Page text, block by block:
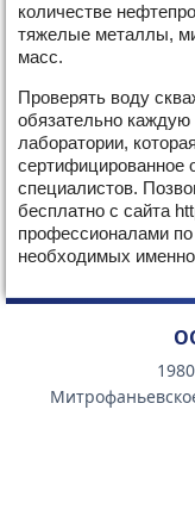
количестве
тяжелые металлы,
масс.
Проверять воду
обязательно каждую
лаборатории,
сертифицированное
специалистов.
бесплатно с сайта
профессионалами
необходимых